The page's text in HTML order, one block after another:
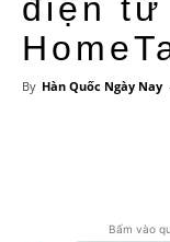
điện tử
By Hàn Quốc Ngày Nay
Bấm vào